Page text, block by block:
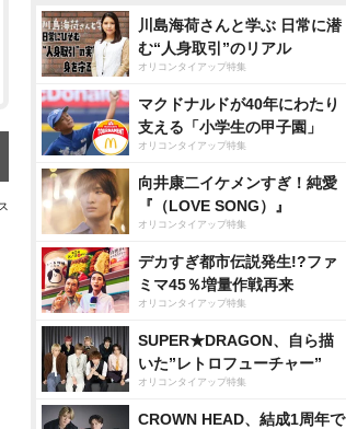
川島海荷さんと学ぶ 日常に潜
む“人身取引”のリアル
オリコンタイアップ特集
マクドナルドが40年にわたり
支える「小学生の甲子園」
オリコンタイアップ特集
向井康二イケメンすぎ！純愛
『（LOVE SONG）』
オリコンタイアップ特集
デカすぎ都市伝説発生!?ファ
ミマ45％増量作戦再来
オリコンタイアップ特集
SUPER★DRAGON、自ら描
いた”レトロフューチャー”
オリコンタイアップ特集
CROWN HEAD、結成1周年で